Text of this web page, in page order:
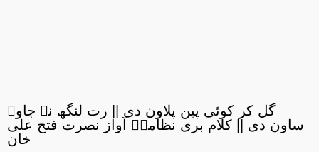
گل کر کوئی پین پلاون دی || رت لنگھ نہ جاوے
ساون دی || کلام بری نظامیؔ آواز نصرت فتح علی
خان